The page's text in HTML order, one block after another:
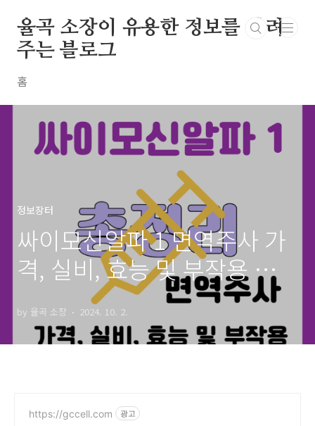
율곡 소장이 유용한 정보를 알려
주는 블로그
홈
정보장터
싸이모신알파 1 면역주사 가
격, 실비, 효능 및 부작용 총정
by 율곡 소장 2024. 10. 2.
https://gccell.com 광고